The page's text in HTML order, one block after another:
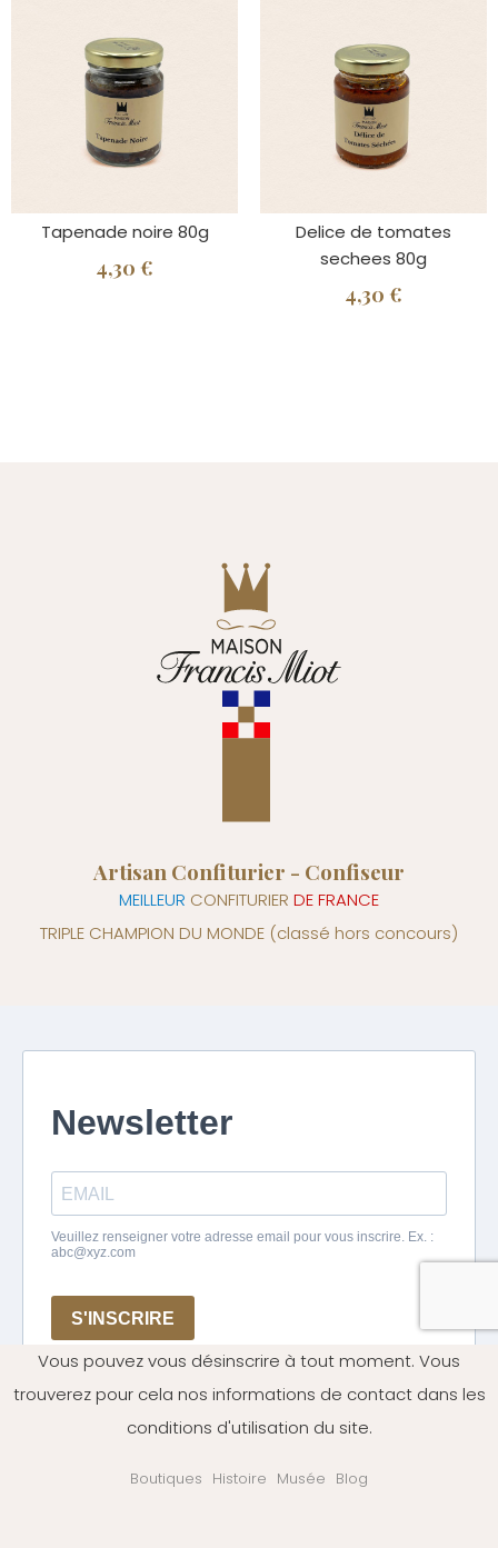
Tapenade noire 80g
4,30 €
Delice de tomates
sechees 80g
4,30 €
Artisan Confiturier - Confiseur
MEILLEUR CONFITURIER DE FRANCE
TRIPLE CHAMPION DU MONDE (classé hors concours)
Vous pouvez vous désinscrire à tout moment. Vous
trouverez pour cela nos informations de contact dans les
conditions d'utilisation du site.
Boutiques Histoire Musée Blog